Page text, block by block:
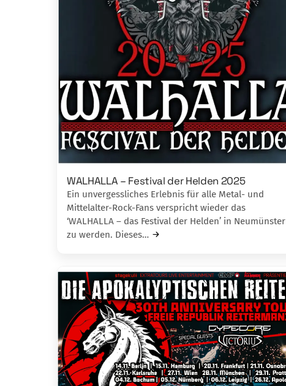
WALHALLA – Festival der Helden 2025
Ein unvergessliches Erlebnis für alle Metal- und
Mittelalter-Rock-Fans verspricht wieder das
‘WALHALLA – das Festival der Helden’ in Neumünster
zu werden. Dieses…